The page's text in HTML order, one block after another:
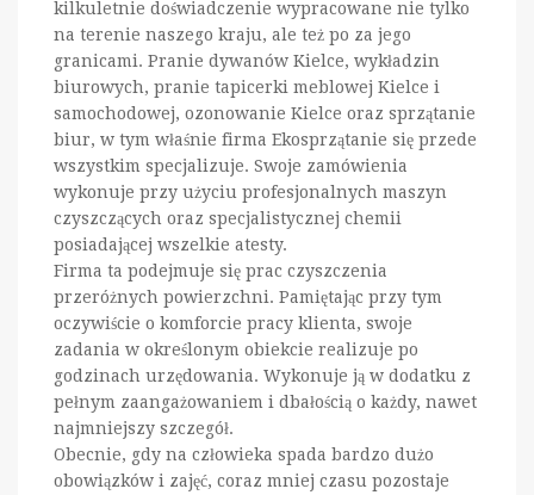
kilkuletnie doświadczenie wypracowane nie tylko
na terenie naszego kraju, ale też po za jego
granicami. Pranie dywanów Kielce, wykładzin
biurowych, pranie tapicerki meblowej Kielce i
samochodowej, ozonowanie Kielce oraz sprzątanie
biur, w tym właśnie firma Ekosprzątanie się przede
wszystkim specjalizuje. Swoje zamówienia
wykonuje przy użyciu profesjonalnych maszyn
czyszczących oraz specjalistycznej chemii
posiadającej wszelkie atesty.
Firma ta podejmuje się prac czyszczenia
przeróżnych powierzchni. Pamiętając przy tym
oczywiście o komforcie pracy klienta, swoje
zadania w określonym obiekcie realizuje po
godzinach urzędowania. Wykonuje ją w dodatku z
pełnym zaangażowaniem i dbałością o każdy, nawet
najmniejszy szczegół.
Obecnie, gdy na człowieka spada bardzo dużo
obowiązków i zajęć, coraz mniej czasu pozostaje